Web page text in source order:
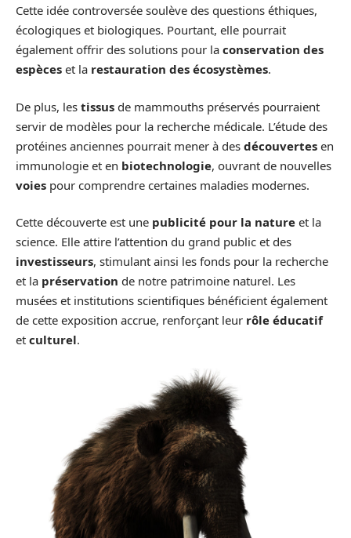
Cette idée controversée soulève des questions éthiques,
écologiques et biologiques. Pourtant, elle pourrait
également offrir des solutions pour la conservation des
espèces et la restauration des écosystèmes.
De plus, les tissus de mammouths préservés pourraient
servir de modèles pour la recherche médicale. L’étude des
protéines anciennes pourrait mener à des découvertes en
immunologie et en biotechnologie, ouvrant de nouvelles
voies pour comprendre certaines maladies modernes.
Cette découverte est une publicité pour la nature et la
science. Elle attire l’attention du grand public et des
investisseurs, stimulant ainsi les fonds pour la recherche
et la préservation de notre patrimoine naturel. Les
musées et institutions scientifiques bénéficient également
de cette exposition accrue, renforçant leur rôle éducatif
et culturel.